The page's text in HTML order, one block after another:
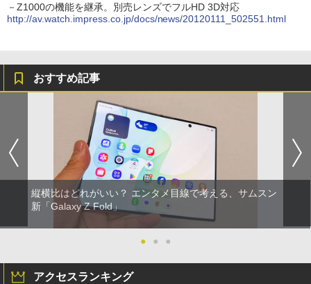
－Z1000の機能を継承。別売レンズでフルHD 3D対応
http://av.watch.impress.co.jp/docs/news/20120111_502551.html
おすすめ記事
縦横比はどれがいい？ エンタメ目線で考える、サムスン
新「Galaxy Z Fold」
● ● ●
アクセスランキング